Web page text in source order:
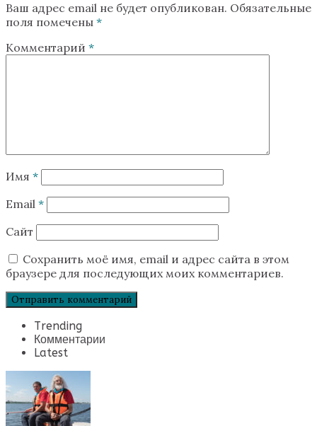
Ваш адрес email не будет опубликован. Обязательные
поля помечены *
Комментарий *
Имя *
Email *
Сайт
Сохранить моё имя, email и адрес сайта в этом
браузере для последующих моих комментариев.
Trending
Комментарии
Latest